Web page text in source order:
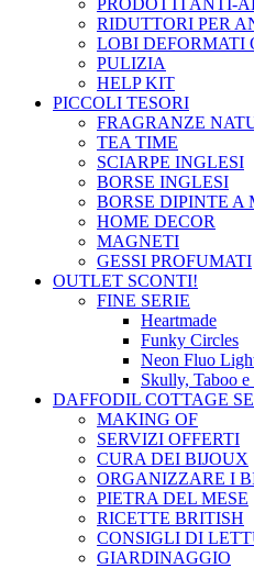
PRODOTTI ANTI-
RIDUTTORI PER
LOBI DEFORMATI
PULIZIA
HELP KIT
PICCOLI TESORI
FRAGRANZE
TEA TIME
SCIARPE INGLESI
BORSE INGLESI
BORSE DIPINTE A
HOME DECOR
MAGNETI
GESSI PROFUMATI
OUTLET SCONTI!
FINE SERIE
Heartmade
Funky Circles
Neon Fluo
Skully, Taboo
DAFFODIL COTTAGE
MAKING OF
SERVIZI OFFERTI
CURA DEI BIJOUX
ORGANIZZARE I
PIETRA DEL MESE
RICETTE BRITISH
CONSIGLI DI
GIARDINAGGIO